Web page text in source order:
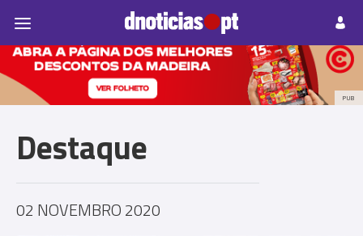
Prazeres Paisagens
PUB
Destaque
02 NOVEMBRO 2020